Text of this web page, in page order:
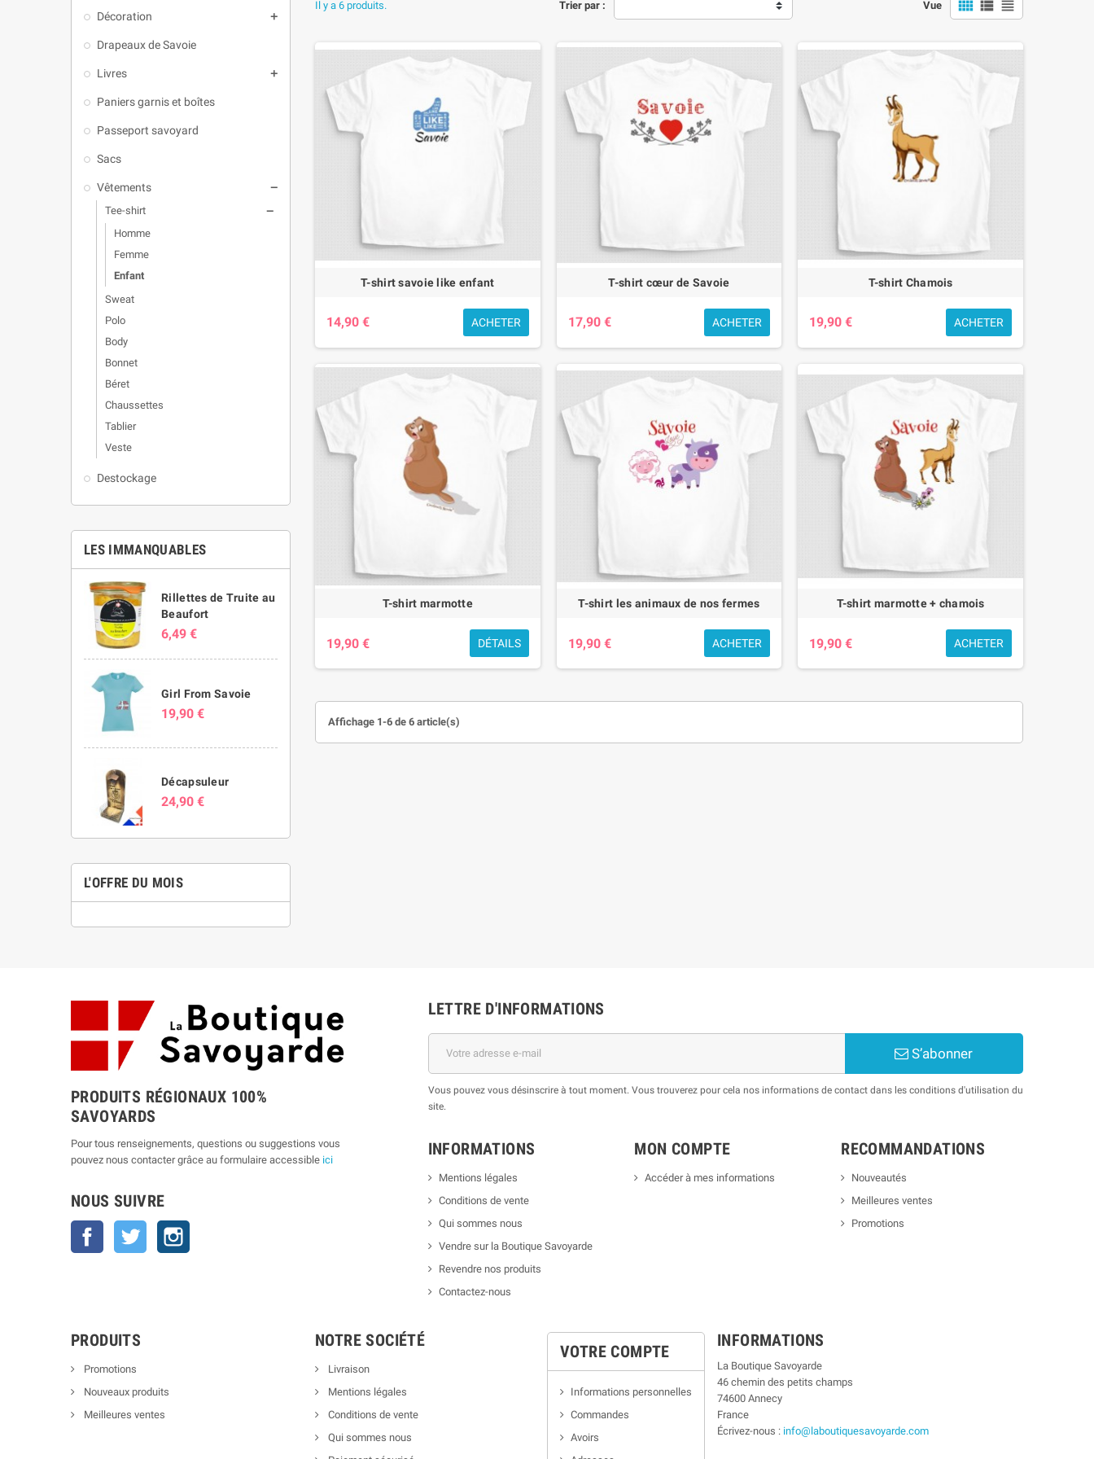
Décoration 
Drapeaux de Savoie
Livres 
Paniers garnis et boîtes
Passeport savoyard
Sacs
Vêtements 
Tee-shirt 
Homme
Femme
Enfant
Sweat
Polo
Body
Bonnet
Béret
Chaussettes
Tablier
Veste
Destockage
LES IMMANQUABLES
Rillettes de Truite au
Beaufort
6,49 €
Girl From Savoie
19,90 €
Décapsuleur
24,90 €
L'OFFRE DU MOIS
Des modèles pensés pour les petits savoyards
Imprimés en France et conçus dans un coton agréable à porter, ces tee-shirts sont idéals pour l’école, les activités extérieures ou pour les vacances en
montagne. Chaque modèle est une belle manière de transmettre aux enfants l’amour de la Savoie.
T-shirt Marmotte & Chamois
T-shirt Les Animaux de nos Fermes
T-shirt Marmotte
parfaits, à la fois utiles, originaux et typiquement savoyards.
Faites découvrir la Savoie aux plus jeunes avec notre sélection de tee-shirts joyeux et authentiques.
Trier par : Vue   
Il y a 6 produits.
T-shirt savoie like enfant
14,90 € ACHETER
T-shirt cœur de Savoie
17,90 € ACHETER
T-shirt Chamois
19,90 € ACHETER
T-shirt marmotte
19,90 € DÉTAILS
T-shirt les animaux de nos fermes
19,90 € ACHETER
T-shirt marmotte + chamois
19,90 € ACHETER
Affichage 1-6 de 6 article(s)
PRODUITS RÉGIONAUX 100%
SAVOYARDS
Pour tous renseignements, questions ou suggestions vous
pouvez nous contacter grâce au formulaire accessible ici
NOUS SUIVRE
Facebook Twitter
LETTRE D'INFORMATIONS
S’abonner
Vous pouvez vous désinscrire à tout moment. Vous trouverez pour cela nos informations de contact dans les conditions d'utilisation du
site.
INFORMATIONS
Mentions légales
Conditions de vente
Qui sommes nous
Vendre sur la Boutique Savoyarde
Revendre nos produits
Contactez-nous
MON COMPTE
Accéder à mes informations
RECOMMANDATIONS
Nouveautés
Meilleures ventes
Promotions
PRODUITS
Promotions
Nouveaux produits
Meilleures ventes
NOTRE SOCIÉTÉ
Livraison
Mentions légales
Conditions de vente
Qui sommes nous
VOTRE COMPTE
Informations personnelles
Commandes
Avoirs
INFORMATIONS
La Boutique Savoyarde
46 chemin des petits champs
74600 Annecy
France
Écrivez-nous : info@laboutiquesavoyarde.com